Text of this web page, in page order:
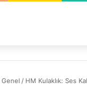
Genel / HM Kulaklık: Ses